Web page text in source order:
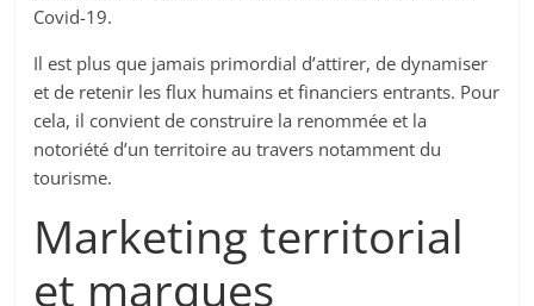
Covid-19.
Il est plus que jamais primordial d’attirer, de dynamiser
et de retenir les flux humains et financiers entrants. Pour
cela, il convient de construire la renommée et la
notoriété d’un territoire au travers notamment du
tourisme.
Marketing territorial
et marques